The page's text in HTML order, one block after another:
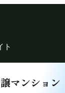
望される場合
その他規範を
ト